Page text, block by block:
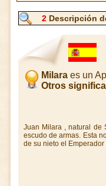
2 Descripción
Milaraes un
Otros
Juan Milara , natural de
escudo de armas. Esta
de su nieto el Emperador